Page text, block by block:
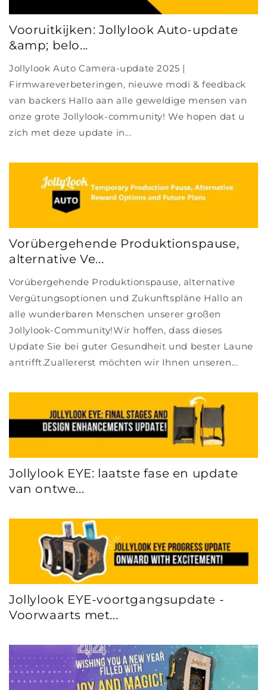
Vooruitkijken: Jollylook Auto-update
&amp; belo...
Jollylook Auto Camera-update 2025 |
Firmwareverbeteringen, nieuwe modi & feedback
van backers Hallo aan alle geweldige mensen van
onze grote Jollylook-community! We hopen dat u
zich met deze update in...
Vorübergehende Produktionspause,
alternative Ve...
Vorübergehende Produktionspause, alternative
Vergütungsoptionen und Zukunftspläne Hallo an
alle wunderbaren Menschen unserer großen
Jollylook-Community!Wir hoffen, dass dieses
Update Sie bei guter Gesundheit und bester Laune
antrifft.Zuallererst möchten wir Ihnen unseren...
Jollylook EYE: laatste fase en update
van ontwe...
Jollylook EYE-voortgangsupdate -
Voorwaarts met...